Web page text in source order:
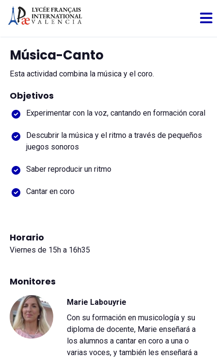
Música-Canto
Horario
Viernes de 15h a 16h35
Monitores
Marie Labouyrie
Con su formación en musicología y su
diploma de docente, Marie enseñará a
los alumnos a cantar en coro a una o
varias voces, y también les enseñará a
Esta actividad combina la música y el coro.
Objetivos
Experimentar con la voz, cantando en formación coral
Descubrir la música y el ritmo a través de pequeños
juegos sonoros
Saber reproducir un ritmo
Cantar en coro